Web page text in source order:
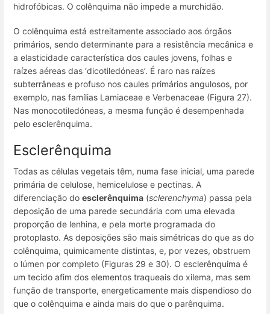
hidrofóbicas. O colênquima não impede a murchidão.
O colênquima está estreitamente associado aos órgãos
primários, sendo determinante para a resistência mecânica e
a elasticidade característica dos caules jovens, folhas e
raízes aéreas das ‘dicotiledóneas’. É raro nas raízes
subterrâneas e profuso nos caules primários angulosos, por
exemplo, nas famílias Lamiaceae e Verbenaceae (Figura 27).
Nas monocotiledóneas, a mesma função é desempenhada
pelo esclerênquima.
Esclerênquima
Todas as células vegetais têm, numa fase inicial, uma parede
primária de celulose, hemicelulose e pectinas. A
diferenciação do esclerênquima (sclerenchyma) passa pela
deposição de uma parede secundária com uma elevada
proporção de lenhina, e pela morte programada do
protoplasto. As deposições são mais simétricas do que as do
colênquima, quimicamente distintas, e, por vezes, obstruem
o lúmen por completo (Figuras 29 e 30). O esclerênquima é
um tecido afim dos elementos traqueais do xilema, mas sem
função de transporte, energeticamente mais dispendioso do
que o colênquima e ainda mais do que o parênquima.